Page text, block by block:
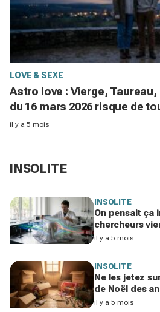
LOVE & SEXE
Astro love : Vierge,
du 16 mars 2026 risque de
ces couples
il y a 5 mois
INSOLITE
INSOLITE
On pensait ça
chercheurs
une cape
il y a 5 mois
INSOLITE
Ne les jetez
de Noël des
valoir des
il y a 5 mois